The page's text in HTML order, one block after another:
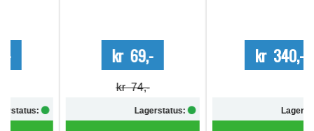
Lagerstatus: Lagerstatus: